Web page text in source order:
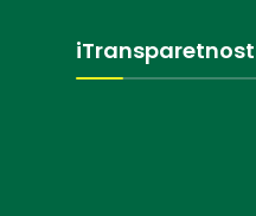
iTransparetnost